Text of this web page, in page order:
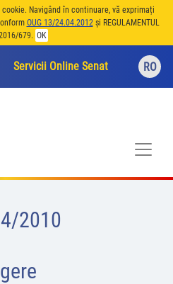
Navigând în continuare, vă exprimați
OUG 13/24.04.2012și REGULAMENTUL
679. OK
Servicii Online Senat RO
2010